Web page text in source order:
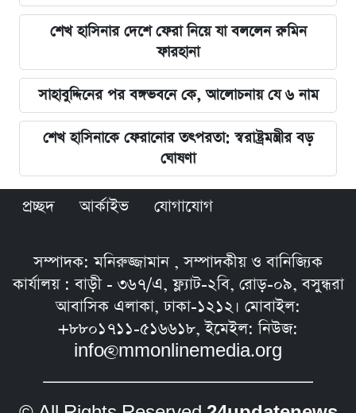
শেখ হাসিনার দেশে ফেরা নিয়ে যা বললেন রুমিন
ফারহানা
সাহাবুদ্দিনের পর বঙ্গভবনে কে, আলোচনায় যে ৬ নাম
শেখ হাসিনাকে ফেরানোর তৎপরতা: স্বরাষ্ট্রমন্ত্রীর বড়
ঘোষণা
প্রচ্ছদ আর্কাইভ যোগাযোগ
সম্পাদক: মনিরুজ্জামান , সম্পাদকীয় ও বানিজ্যিক
কার্যালয় : বাড়ী - ৩৬৭/এ, ফ্ল্যাট-২বি, রোড়-০৯, বসুন্ধরা
আবাসিক এলাকা, ঢাকা-১২১২। মোবাইল:
+৮৮০১৭১১-৫১৬৬১৮, ইমেইল: নিউজ:
info@mmonlinemedia.org